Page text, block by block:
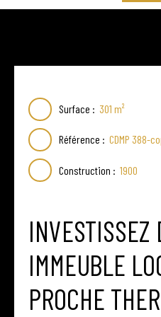
Surface : 301m²
Référence : CDMP 388-
Construction : 1900
INVESTISSEZ
IMMEUBLE
PROCHE